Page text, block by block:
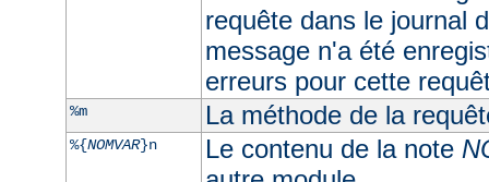
requête dans le journal
message n'a été
erreurs pour cette
%m La méthode de la
%{NOMVAR}n Le contenu de la note